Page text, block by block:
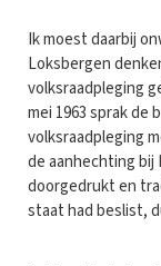
Ik moest daarbij
Loksbergen
volksraadpleging
mei 1963 sprak de
volksraadpleging
de aanhechting bij
doorgedrukt en
staat had beslist,